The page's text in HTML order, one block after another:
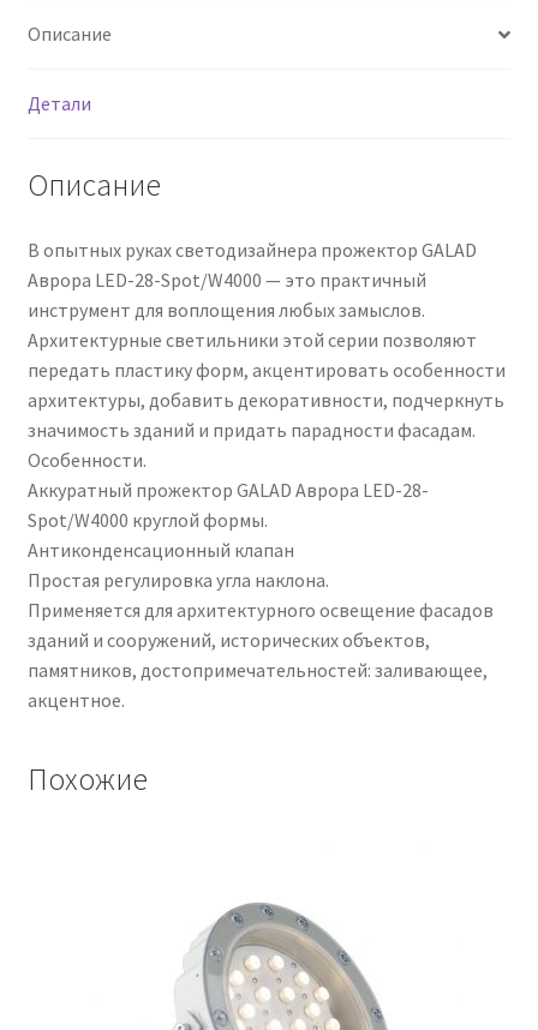
Описание
Детали
Описание
В опытных руках светодизайнера прожектор GALAD
Аврора LED-28-Spot/W4000 — это практичный
инструмент для воплощения любых замыслов.
Архитектурные светильники этой серии позволяют
передать пластику форм, акцентировать особенности
архитектуры, добавить декоративности, подчеркнуть
значимость зданий и придать парадности фасадам.
Особенности.
Аккуратный прожектор GALAD Аврора LED-28-
Spot/W4000 круглой формы.
Антиконденсационный клапан
Простая регулировка угла наклона.
Применяется для архитектурного освещение фасадов
зданий и сооружений, исторических объектов,
памятников, достопримечательностей: заливающее,
акцентное.
Похожие